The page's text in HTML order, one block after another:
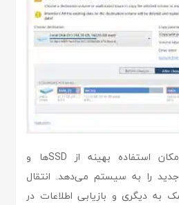
paragon drive copy امکان استفاده بهینه از SSDها و
را به سیستم می‌دهد. انتقال
به دیگری و بازیابی اطلاعات در